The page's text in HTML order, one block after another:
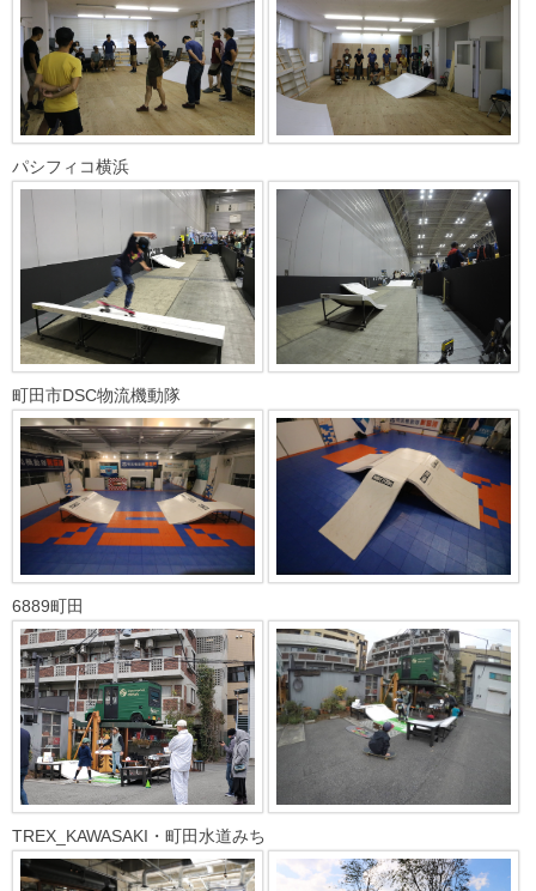
パシフィコ横浜
町田市DSC物流機動隊
6889町田
TREX_KAWASAKI・町田水道みち